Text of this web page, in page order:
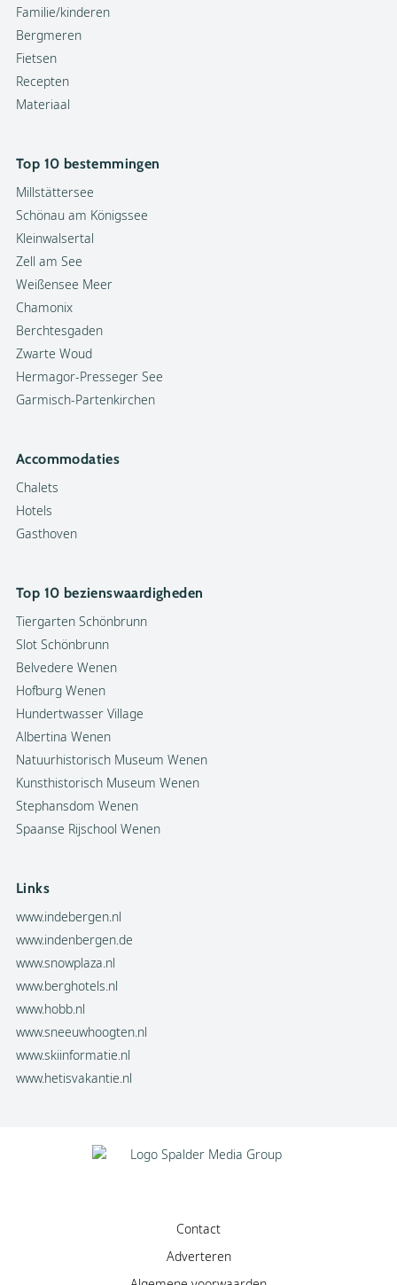
Familie/kinderen
Bergmeren
Fietsen
Recepten
Materiaal
Top 10 bestemmingen
Millstättersee
Schönau am Königssee
Kleinwalsertal
Zell am See
Weißensee Meer
Chamonix
Berchtesgaden
Zwarte Woud
Hermagor-Presseger See
Garmisch-Partenkirchen
Accommodaties
Chalets
Hotels
Gasthoven
Top 10 bezienswaardigheden
Tiergarten Schönbrunn
Slot Schönbrunn
Belvedere Wenen
Hofburg Wenen
Hundertwasser Village
Albertina Wenen
Natuurhistorisch Museum Wenen
Kunsthistorisch Museum Wenen
Stephansdom Wenen
Spaanse Rijschool Wenen
Links
www.indebergen.nl
www.indenbergen.de
www.snowplaza.nl
www.berghotels.nl
www.hobb.nl
www.sneeuwhoogten.nl
www.skiinformatie.nl
www.hetisvakantie.nl
Contact
Adverteren